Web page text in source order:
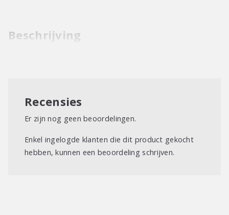
Beschrijving
Recensies
Er zijn nog geen beoordelingen.
Enkel ingelogde klanten die dit product gekocht
hebben, kunnen een beoordeling schrijven.